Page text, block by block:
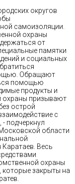
округов
самоизоляции.
охраны
от
памятки
и социальных
Обращают
помощью
продукты и
охраны призывают
острой
с
подчеркнул
области
Весь
охраны
которые закрыты на